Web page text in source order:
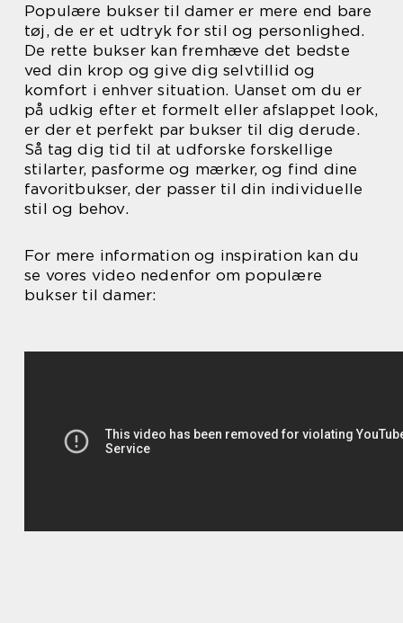
Populære bukser til damer er mere end bare
tøj, de er et udtryk for stil og personlighed.
De rette bukser kan fremhæve det bedste
ved din krop og give dig selvtillid og
komfort i enhver situation. Uanset om du er
på udkig efter et formelt eller afslappet look,
er der et perfekt par bukser til dig derude.
Så tag dig tid til at udforske forskellige
stilarter, pasforme og mærker, og find dine
favoritbukser, der passer til din individuelle
stil og behov.
For mere information og inspiration kan du
se vores video nedenfor om populære
bukser til damer: